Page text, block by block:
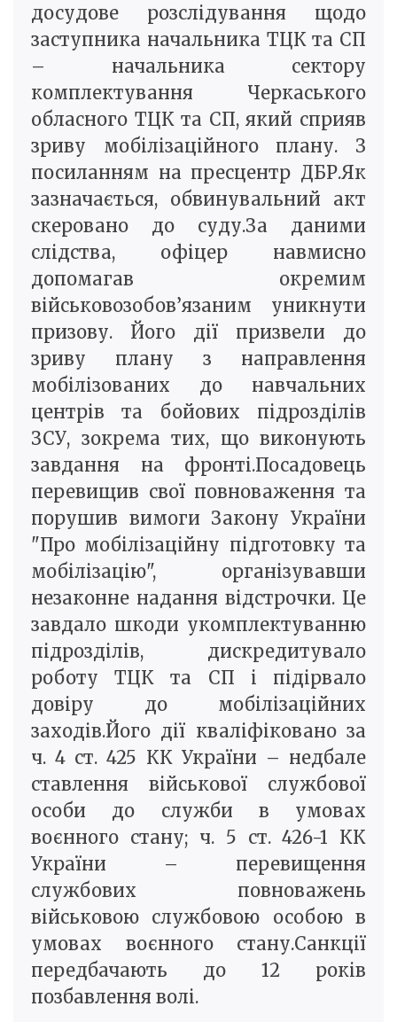
досудове розслідування щодо
заступника начальника ТЦК та СП
– начальника сектору
комплектування Черкаського
обласного ТЦК та СП, який сприяв
зриву мобілізаційного плану. З
посиланням на пресцентр ДБР.Як
зазначається, обвинувальний акт
скеровано до суду.За даними
слідства, офіцер навмисно
допомагав окремим
військовозобов’язаним уникнути
призову. Його дії призвели до
зриву плану з направлення
мобілізованих до навчальних
центрів та бойових підрозділів
ЗСУ, зокрема тих, що виконують
завдання на фронті.Посадовець
перевищив свої повноваження та
порушив вимоги Закону України
"Про мобілізаційну підготовку та
мобілізацію", організувавши
незаконне надання відстрочки. Це
завдало шкоди укомплектуванню
підрозділів, дискредитувало
роботу ТЦК та СП і підірвало
довіру до мобілізаційних
заходів.Його дії кваліфіковано за
ч. 4 ст. 425 КК України – недбале
ставлення військової службової
особи до служби в умовах
воєнного стану; ч. 5 ст. 426-1 КК
України – перевищення
службових повноважень
військовою службовою особою в
умовах воєнного стану.Санкції
передбачають до 12 років
позбавлення волі.